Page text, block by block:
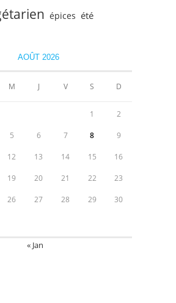
épices été
AOÛT 2026
M J V S D
1 2
5 6 7 8 9
12 13 14 15 16
19 20 21 22 23
26 27 28 29 30
« Jan